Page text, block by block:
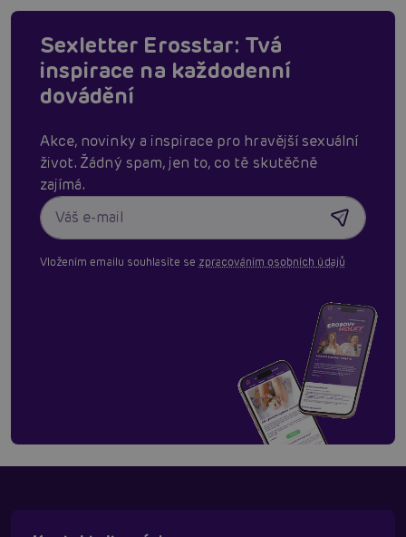
Sexletter Erosstar: Tvá
inspirace na každodenní
dovádění
Akce, novinky a inspirace pro hravější sexuální
život. Žádný spam, jen to, co tě skutěčně
zajímá.
Vložením emailu souhlasíte se zpracováním osobních údajů